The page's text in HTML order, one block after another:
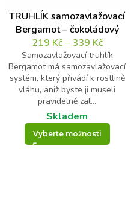
TRUHLÍK samozavlažovací
Bergamot – čokoládový
219 Kč– 339 Kč
Samozavlažovací truhlík
Bergamot má samozavlažovací
systém, který přivádí k rostlině
vláhu, aniž byste ji museli
pravidelně zal...
Skladem
Vyberte možnosti